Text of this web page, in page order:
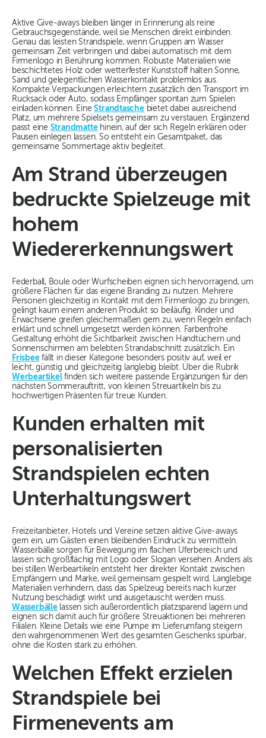
Aktive Give-aways bleiben länger in Erinnerung als reine
Gebrauchsgegenstände, weil sie Menschen direkt einbinden.
Genau das leisten Strandspiele, wenn Gruppen am Wasser
gemeinsam Zeit verbringen und dabei automatisch mit dem
Firmenlogo in Berührung kommen. Robuste Materialien wie
beschichtetes Holz oder wetterfester Kunststoff halten Sonne,
Sand und gelegentlichen Wasserkontakt problemlos aus.
Kompakte Verpackungen erleichtern zusätzlich den Transport im
Rucksack oder Auto, sodass Empfänger spontan zum Spielen
einladen können. EineStrandtaschebietet dabei ausreichend
Platz, um mehrere Spielsets gemeinsam zu verstauen. Ergänzend
passt eine Strandmattehinein, auf der sich Regeln erklären oder
Pausen einlegen lassen. So entsteht ein Gesamtpaket, das
gemeinsame Sommertage aktiv begleitet.
Am Strand überzeugen
bedruckte Spielzeuge mit
hohem
Wiedererkennungswert
Federball, Boule oder Wurfscheiben eignen sich hervorragend, um
größere Flächen für das eigene Branding zu nutzen. Mehrere
Personen gleichzeitig in Kontakt mit dem Firmenlogo zu bringen,
gelingt kaum einem anderen Produkt so beiläufig. Kinder und
Erwachsene greifen gleichermaßen gern zu, wenn Regeln einfach
erklärt und schnell umgesetzt werden können. Farbenfrohe
Gestaltung erhöht die Sichtbarkeit zwischen Handtüchern und
Sonnenschirmen am belebten Strandabschnitt zusätzlich. Ein
Frisbeefällt in dieser Kategorie besonders positiv auf, weil er
leicht, günstig und gleichzeitig langlebig bleibt. Über die Rubrik
Werbeartikelfinden sich weitere passende Ergänzungen für den
nächsten Sommerauftritt, von kleinen Streuartikeln bis zu
hochwertigen Präsenten für treue Kunden.
Kunden erhalten mit
personalisierten
Strandspielen echten
Unterhaltungswert
Freizeitanbieter, Hotels und Vereine setzen aktive Give-aways
gern ein, um Gästen einen bleibenden Eindruck zu vermitteln.
Wasserbälle sorgen für Bewegung im flachen Uferbereich und
lassen sich großflächig mit Logo oder Slogan versehen. Anders als
bei stillen Werbeartikeln entsteht hier direkter Kontakt zwischen
Empfängern und Marke, weil gemeinsam gespielt wird. Langlebige
Materialien verhindern, dass das Spielzeug bereits nach kurzer
Nutzung beschädigt wirkt und ausgetauscht werden muss.
Wasserbällelassen sich außerordentlich platzsparend lagern und
eignen sich damit auch für größere Streuaktionen bei mehreren
Filialen. Kleine Details wie eine Pumpe im Lieferumfang steigern
den wahrgenommenen Wert des gesamten Geschenks spürbar,
ohne die Kosten stark zu erhöhen.
Welchen Effekt erzielen
Strandspiele bei
Firmenevents am